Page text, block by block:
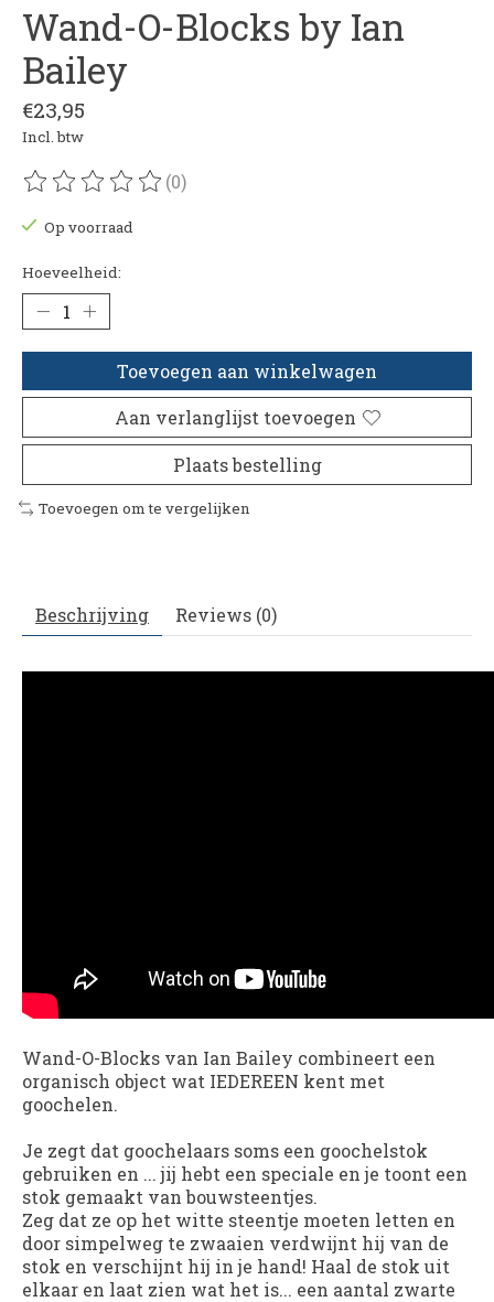
Wand-O-Blocks by Ian
Bailey
€23,95
Incl. btw
De beoordeling van dit product is
(0)
Op voorraad
Hoeveelheid:
Toevoegen aan winkelwagen
Aan verlanglijst toevoegen
Plaats bestelling
Toevoegen om te vergelijken
Beschrijving Reviews (0)
Wand-O-Blocks van Ian Bailey combineert een
organisch object wat IEDEREEN kent met
goochelen.
Je zegt dat goochelaars soms een goochelstok
gebruiken en ... jij hebt een speciale en je toont een
stok gemaakt van bouwsteentjes.
Zeg dat ze op het witte steentje moeten letten en
door simpelweg te zwaaien verdwijnt hij van de
stok en verschijnt hij in je hand! Haal de stok uit
elkaar en laat zien wat het is... een aantal zwarte